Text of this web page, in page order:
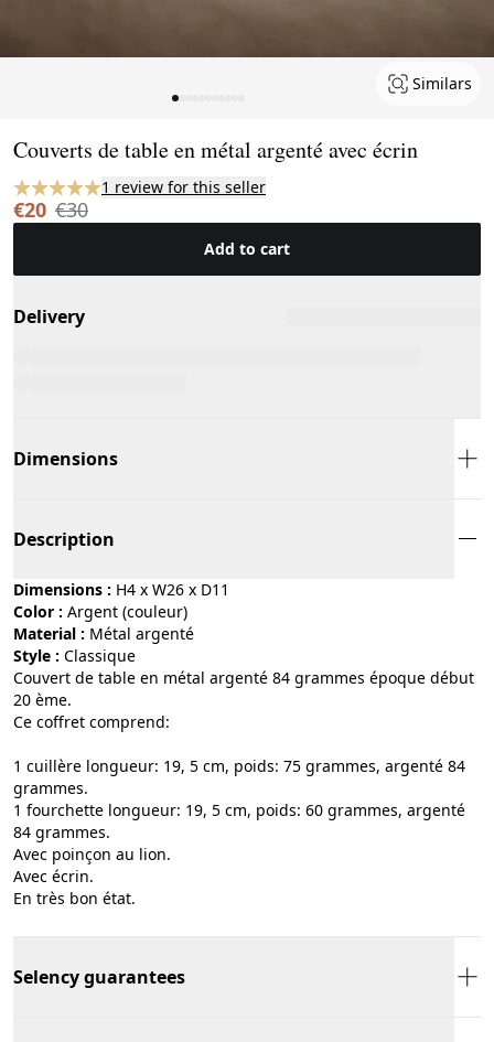
Similars
Couverts de table en métal argenté avec écrin
1 review for this seller
€20 €30
Add to cart
Delivery
Dimensions
Description
Dimensions : H4 x W26 x D11
Color :
argent (couleur)
Material :
métal argenté
Style :
classique
Couvert de table en métal argenté 84 grammes époque début
20 ème.
Ce coffret comprend:
1 cuillère longueur: 19, 5 cm, poids: 75 grammes, argenté 84
grammes.
1 fourchette longueur: 19, 5 cm, poids: 60 grammes, argenté
84 grammes.
Avec poinçon au lion.
Avec écrin.
En très bon état.
Selency guarantees